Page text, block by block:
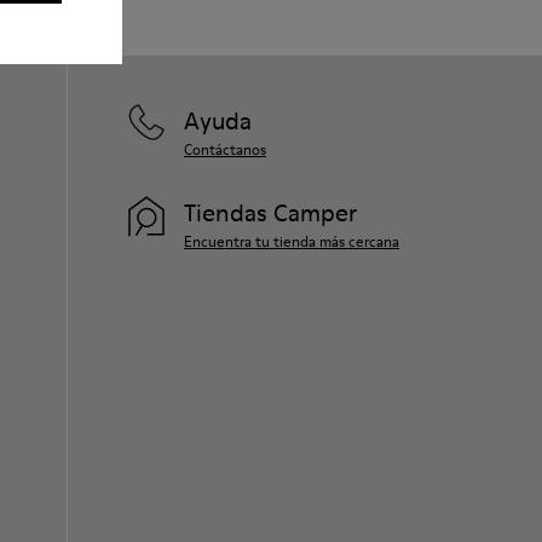
Ayuda
Contáctanos
Tiendas Camper
Encuentra tu tienda más cercana